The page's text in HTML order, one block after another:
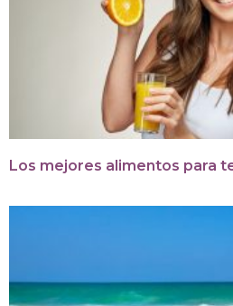
Los mejores alimentos para